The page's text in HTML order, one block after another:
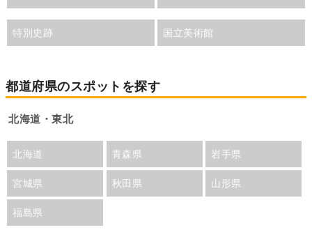
特別史跡 国立美術館
都道府県のスポットを探す
北海道・東北
北海道 青森県 岩手県
宮城県 秋田県 山形県
福島県